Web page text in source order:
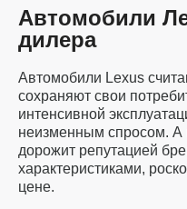
Автомобили
дилера
Автомобили Lexus
сохраняют свои
интенсивной
неизменным спросом. А
дорожит репутацией
характеристиками,
цене.